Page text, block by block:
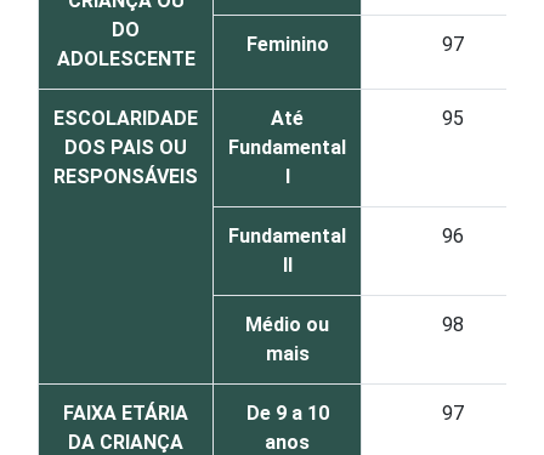
DO
ADOLESCENTE
Feminino 97
ESCOLARIDADE
DOS PAIS OU
RESPONSÁVEIS
Até
Fundamental
I
95
Fundamental
II
96
Médio ou
mais
98
FAIXA ETÁRIA
DA CRIANÇA
De 9 a 10
anos
97